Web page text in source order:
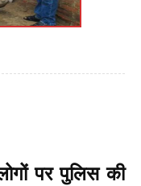
पर पुलिस की